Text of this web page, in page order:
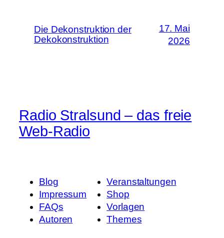
Die Dekonstruktion der
Dekokonstruktion
17. Mai
2026
Radio Stralsund – das freie
Web-Radio
Blog
Impressum
FAQs
Autoren
Veranstaltungen
Shop
Vorlagen
Themes